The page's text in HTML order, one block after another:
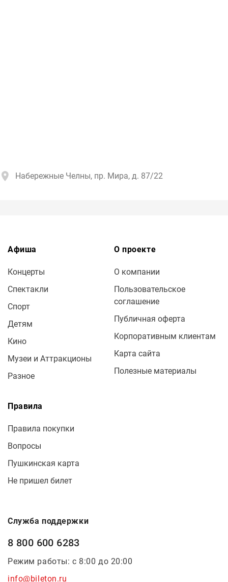
Набережные Челны, пр. Мира, д. 87/22
Афиша
Концерты
Спектакли
Спорт
Детям
Кино
Музеи и Аттракционы
Разное
О проекте
О компании
Пользовательское
соглашение
Публичная оферта
Корпоративным клиентам
Карта сайта
Полезные материалы
Правила
Правила покупки
Вопросы
Пушкинская карта
Не пришел билет
Служба поддержки
8 800 600 6283
Режим работы: с 8:00 до 20:00
info@bileton.ru